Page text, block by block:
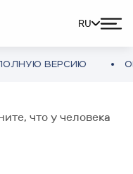
RU
ОБЗОР
что у человека